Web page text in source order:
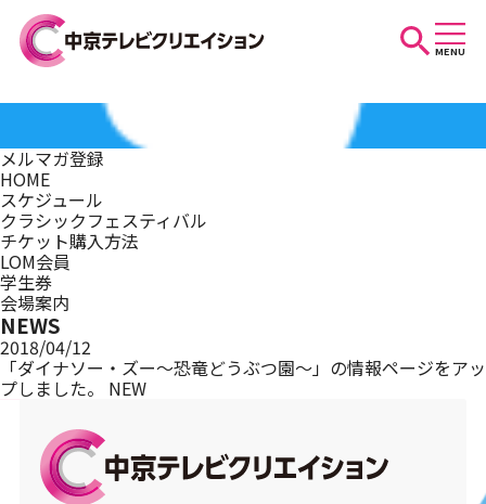
MENU
お知らせ
スケジュール
イベントを探す
団体・法人の方へ
メルマガ登録
HOME
スケジュール
クラシックフェスティバル
チケット購入方法
LOM会員
学生券
会場案内
NEWS
2018/04/12
「ダイナソー・ズー～恐竜どうぶつ園～」の情報ページをアッ
プしました。 NEW